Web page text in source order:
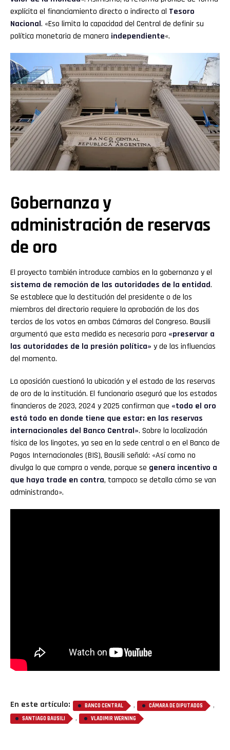
explícita el financiamiento directo o indirecto al Tesoro
Nacional. «Eso limita la capacidad del Central de definir su
política monetaria de manera independiente«.
Gobernanza y
administración de reservas
de oro
El proyecto también introduce cambios en la gobernanza y el
sistema de remoción de las autoridades de la entidad.
Se establece que la destitución del presidente o de los
miembros del directorio requiere la aprobación de los dos
tercios de los votos en ambas Cámaras del Congreso. Bausili
argumentó que esta medida es necesaria para «preservar a
las autoridades de la presión política» y de las influencias
del momento.
La oposición cuestionó la ubicación y el estado de las reservas
de oro de la institución. El funcionario aseguró que los estados
financieros de 2023, 2024 y 2025 confirman que «todo el oro
está todo en donde tiene que estar: en las reservas
internacionales del Banco Central». Sobre la localización
física de los lingotes, ya sea en la sede central o en el Banco de
Pagos Internacionales (BIS), Bausili señaló: «Así como no
divulga lo que compra o vende, porque se genera incentivo a
que haya trade en contra, tampoco se detalla cómo se van
administrando».
En este artículo: BANCO CENTRAL , CÁMARA DE DIPUTADOS ,
SANTIAGO BAUSILI , VLADIMIR WERNING